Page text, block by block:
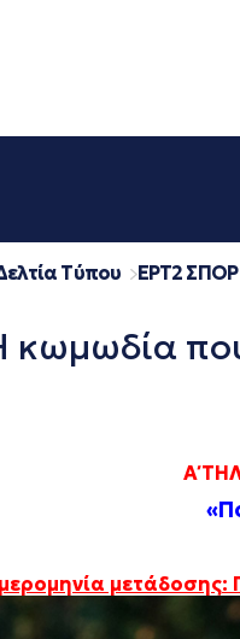
Τύπου EΡΤ2 ΣΠΟΡ
Α΄
μετάδοσης: